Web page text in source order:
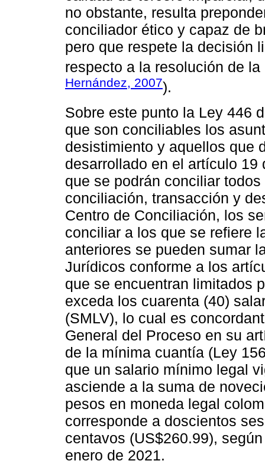
no obstante, resulta
conciliador ético y capaz de
pero que respete la decisión
respecto a la resolución de
Hernández, 2007).
Sobre este punto la Ley 446
que son conciliables los
desistimiento y aquellos que
desarrollado en el artículo
que se podrán conciliar
conciliación, transacción y
Centro de Conciliación, los
conciliar a los que se refiere
anteriores se pueden sumar
Jurídicos conforme a los
que se encuentran limitados
exceda los cuarenta (40)
(SMLV), lo cual es
General del Proceso en su
de la mínima cuantía (Ley
que un salario mínimo legal
asciende a la suma de
pesos en moneda legal
corresponde a doscientos
centavos (US$260.99),
enero de 2021.